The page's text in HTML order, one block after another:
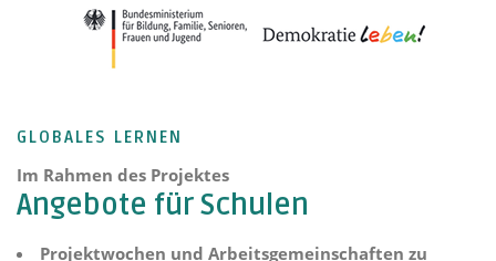
GLOBALES LERNEN
Im Rahmen des Projektes
Angebote für Schulen
Projektwochen und Arbeitsgemeinschaften zu